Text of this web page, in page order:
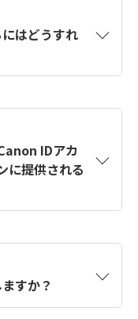
はどうすれ
】Canon IDとは
法は？をご確認く
IDアカ
に提供される
。アカウントを
情報を使用して
力します。
すか？